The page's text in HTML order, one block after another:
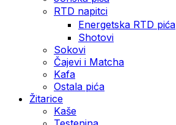
RTD napitci
Energetska RTD pića
Shotovi
Sokovi
Čajevi i Matcha
Kafa
Ostala pića
Žitarice
Kaše